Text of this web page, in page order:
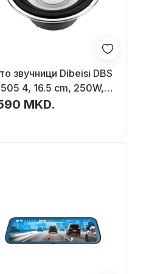
звучници Dibeisi DBS
4, 16.5 cm, 250W,
MKD.